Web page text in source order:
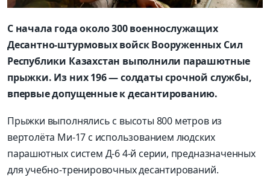
С начала года около 300 военнослужащих
Десантно-штурмовых войск Вооруженных Сил
Республики Казахстан выполнили парашютные
прыжки. Из них 196 — солдаты срочной службы,
впервые допущенные к десантированию.
Прыжки выполнялись с высоты 800 метров из
вертолёта Ми-17 с использованием людских
парашютных систем Д-6 4-й серии, предназначенных
для учебно-тренировочных десантирований.